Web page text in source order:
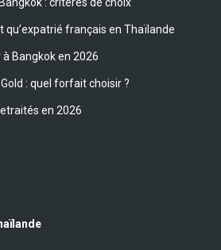
qu’expatrié français en Thaïlande
à Bangkok en 2026
: quel forfait choisir ?
en 2026